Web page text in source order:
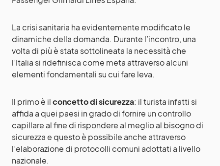
La crisi sanitaria ha evidentemente modificato le
dinamiche della domanda. Durante l’incontro, una
volta di più è stata sottolineata la necessità che
l’Italia si ridefinisca come meta attraverso alcuni
elementi fondamentali su cui fare leva.
Il primo è ilconcetto di sicurezza: il turista infatti si
affida a quei paesi in grado di fornire un controllo
capillare al fine di rispondere al meglio al bisogno di
sicurezza e questo è possibile anche attraverso
l’elaborazione di protocolli comuni adottati a livello
nazionale.